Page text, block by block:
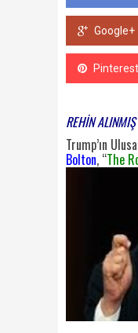
Google+
Pinterest
REHİN
Trump’ın
Bolton, “The